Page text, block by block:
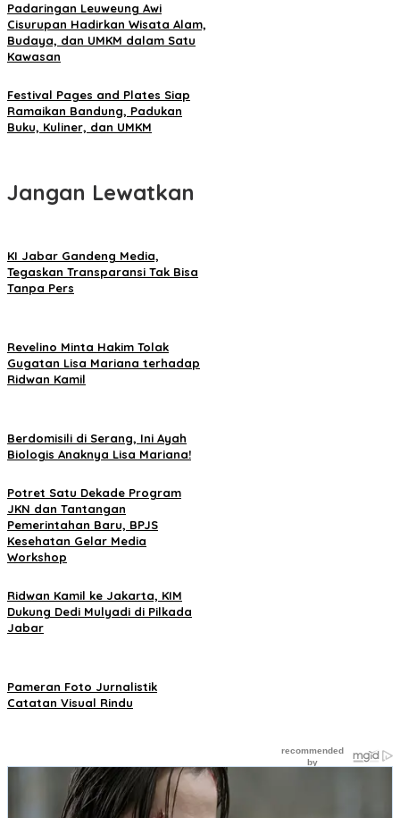
Padaringan Leuweung Awi
Cisurupan Hadirkan Wisata Alam,
Budaya, dan UMKM dalam Satu
Kawasan
Festival Pages and Plates Siap
Ramaikan Bandung, Padukan
Buku, Kuliner, dan UMKM
Jangan Lewatkan
KI Jabar Gandeng Media,
Tegaskan Transparansi Tak Bisa
Tanpa Pers
Revelino Minta Hakim Tolak
Gugatan Lisa Mariana terhadap
Ridwan Kamil
Berdomisili di Serang, Ini Ayah
Biologis Anaknya Lisa Mariana!
Potret Satu Dekade Program
JKN dan Tantangan
Pemerintahan Baru, BPJS
Kesehatan Gelar Media
Workshop
Ridwan Kamil ke Jakarta, KIM
Dukung Dedi Mulyadi di Pilkada
Jabar
Pameran Foto Jurnalistik
Catatan Visual Rindu